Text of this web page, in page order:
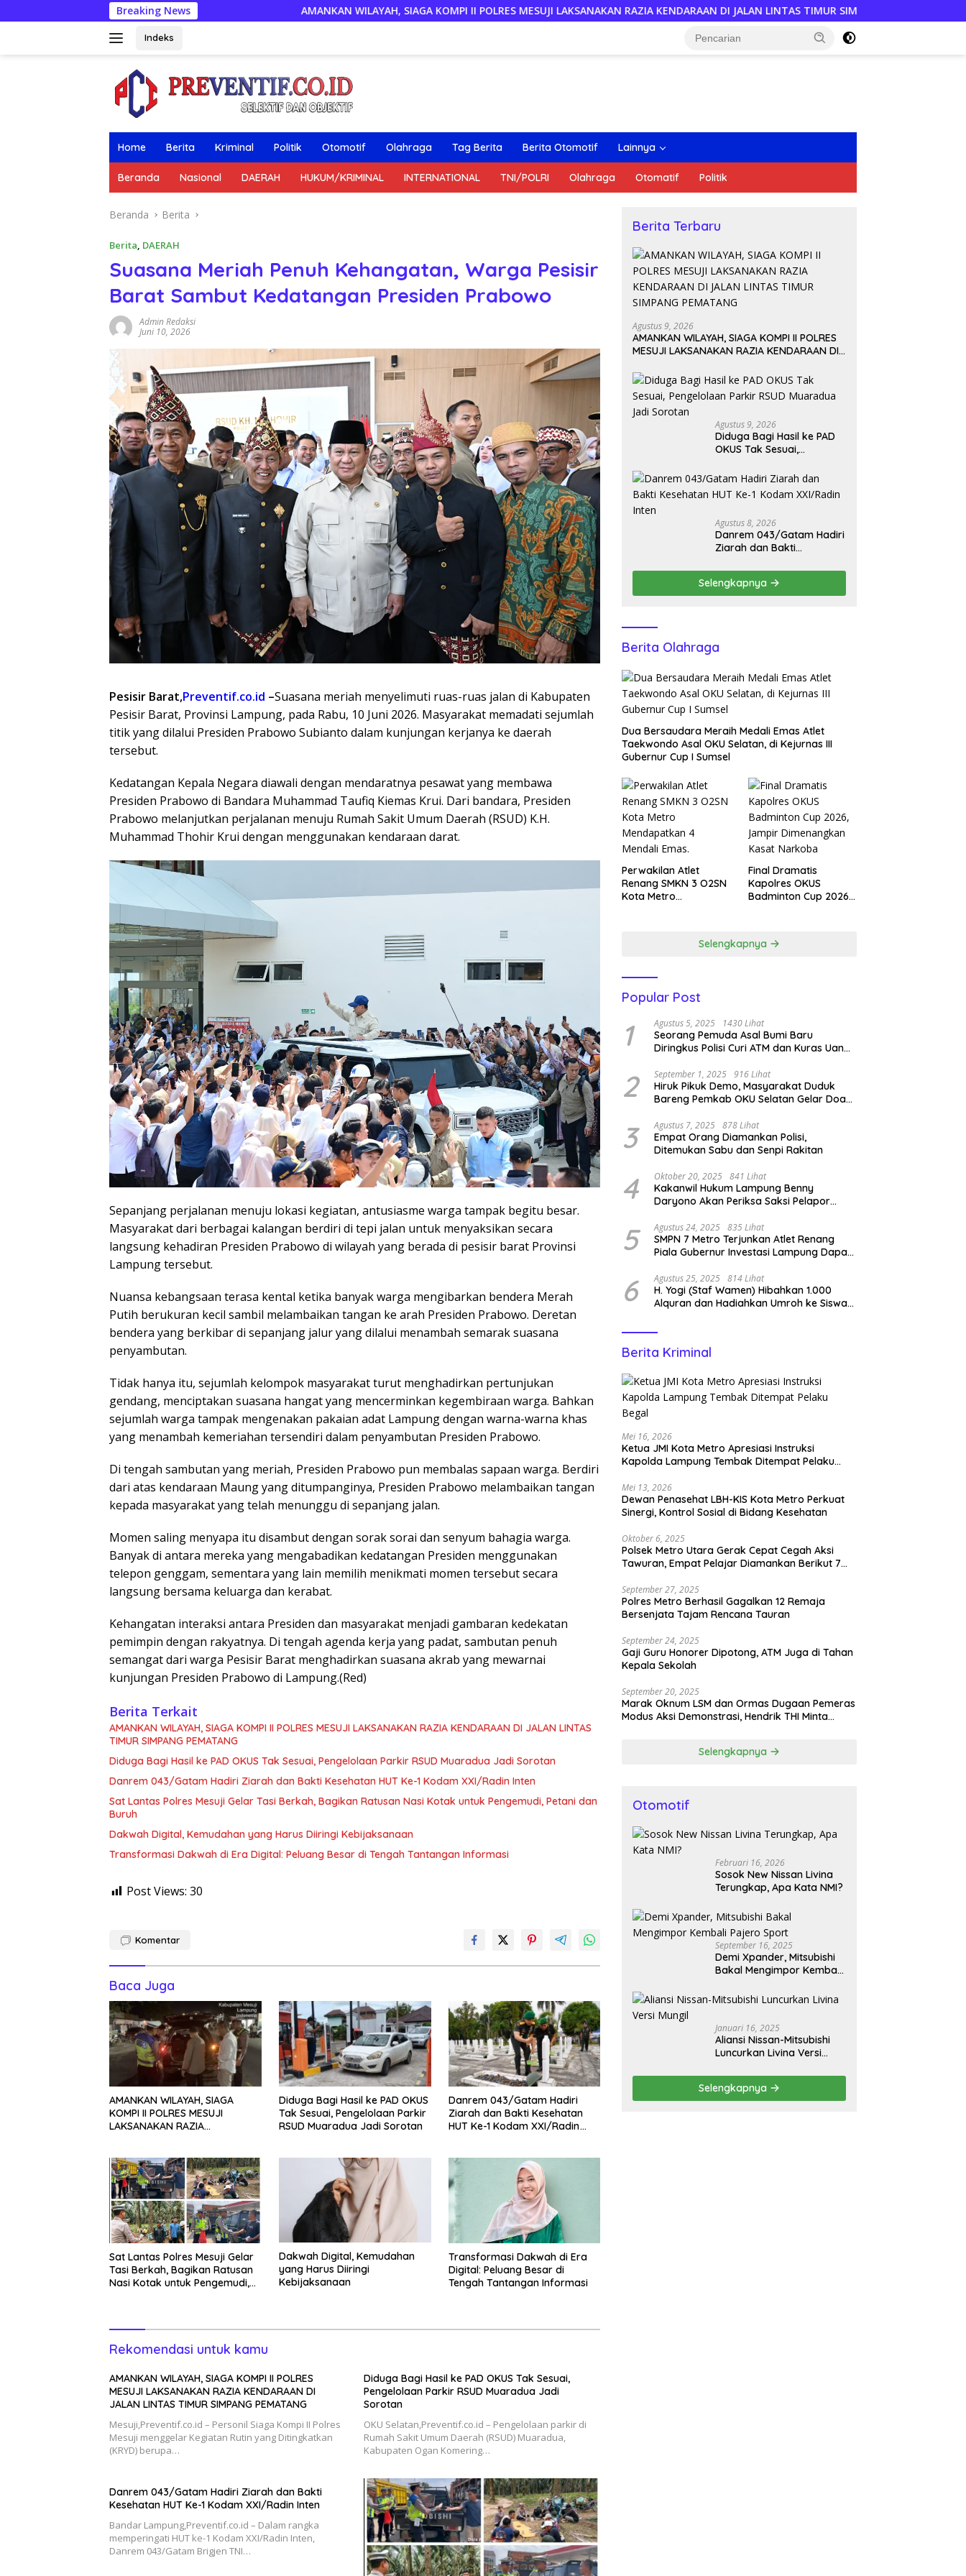
ke
Breaking NewsAMANKAN WILAYAH, SIAGA KOMPI II POLRES MESUJI LAKSANAKAN RAZIA KENDARAAN DI JALAN LINTAS TIMUR SIMPANG PEMATANG
Indeks
Home Berita Kriminal Politik Otomotif Olahraga Tag Berita Berita Otomotif Lainnya
Beranda Nasional DAERAH HUKUM/KRIMINAL INTERNATIONAL TNI/POLRI Olahraga Otomatif Politik
Beranda Berita
Berita, DAERAH
Suasana Meriah Penuh Kehangatan, Warga Pesisir
Barat Sambut Kedatangan Presiden Prabowo
Admin Redaksi
Juni 10, 2026
Pesisir Barat,Preventif.co.id –Suasana meriah menyelimuti ruas-ruas jalan di Kabupaten
Pesisir Barat, Provinsi Lampung, pada Rabu, 10 Juni 2026. Masyarakat memadati sejumlah
titik yang dilalui Presiden Prabowo Subianto dalam kunjungan kerjanya ke daerah
tersebut.
Kedatangan Kepala Negara diawali dengan mendaratnya pesawat yang membawa
Presiden Prabowo di Bandara Muhammad Taufiq Kiemas Krui. Dari bandara, Presiden
Prabowo melanjutkan perjalanan menuju Rumah Sakit Umum Daerah (RSUD) K.H.
Muhammad Thohir Krui dengan menggunakan kendaraan darat.
Sepanjang perjalanan menuju lokasi kegiatan, antusiasme warga tampak begitu besar.
Masyarakat dari berbagai kalangan berdiri di tepi jalan untuk menyaksikan secara
langsung kehadiran Presiden Prabowo di wilayah yang berada di pesisir barat Provinsi
Lampung tersebut.
Nuansa kebangsaan terasa kental ketika banyak warga mengibarkan bendera Merah
Putih berukuran kecil sambil melambaikan tangan ke arah Presiden Prabowo. Deretan
bendera yang berkibar di sepanjang jalur yang dilalui menambah semarak suasana
penyambutan.
Tidak hanya itu, sejumlah kelompok masyarakat turut menghadirkan pertunjukan
gendang, menciptakan suasana hangat yang mencerminkan kegembiraan warga. Bahkan
sejumlah warga tampak mengenakan pakaian adat Lampung dengan warna-warna khas
yang menambah kemeriahan tersendiri dalam penyambutan Presiden Prabowo.
Di tengah sambutan yang meriah, Presiden Prabowo pun membalas sapaan warga. Berdiri
dari atas kendaraan Maung yang ditumpanginya, Presiden Prabowo melambaikan tangan
kepada masyarakat yang telah menunggu di sepanjang jalan.
Momen saling menyapa itu disambut dengan sorak sorai dan senyum bahagia warga.
Banyak di antara mereka yang mengabadikan kedatangan Presiden menggunakan
telepon genggam, sementara yang lain memilih menikmati momen tersebut secara
langsung bersama keluarga dan kerabat.
Kehangatan interaksi antara Presiden dan masyarakat menjadi gambaran kedekatan
pemimpin dengan rakyatnya. Di tengah agenda kerja yang padat, sambutan penuh
semangat dari warga Pesisir Barat menghadirkan suasana akrab yang mewarnai
kunjungan Presiden Prabowo di Lampung.(Red)
Berita Terkait
AMANKAN WILAYAH, SIAGA KOMPI II POLRES MESUJI LAKSANAKAN RAZIA KENDARAAN DI JALAN LINTAS
TIMUR SIMPANG PEMATANG
Diduga Bagi Hasil ke PAD OKUS Tak Sesuai, Pengelolaan Parkir RSUD Muaradua Jadi Sorotan
Danrem 043/Gatam Hadiri Ziarah dan Bakti Kesehatan HUT Ke-1 Kodam XXI/Radin Inten
Sat Lantas Polres Mesuji Gelar Tasi Berkah, Bagikan Ratusan Nasi Kotak untuk Pengemudi, Petani dan
Buruh
Dakwah Digital, Kemudahan yang Harus Diiringi Kebijaksanaan
Transformasi Dakwah di Era Digital: Peluang Besar di Tengah Tantangan Informasi
Post Views: 30
Komentar
Baca Juga
AMANKAN WILAYAH, SIAGA
KOMPI II POLRES MESUJI
LAKSANAKAN RAZIA
Diduga Bagi Hasil ke PAD OKUS
Tak Sesuai, Pengelolaan Parkir
RSUD Muaradua Jadi Sorotan
Danrem 043/Gatam Hadiri
Ziarah dan Bakti Kesehatan
HUT Ke-1 Kodam XXI/Radin
Sat Lantas Polres Mesuji Gelar
Tasi Berkah, Bagikan Ratusan
Nasi Kotak untuk Pengemudi,
Dakwah Digital, Kemudahan
yang Harus Diiringi
Kebijaksanaan
Transformasi Dakwah di Era
Digital: Peluang Besar di
Tengah Tantangan Informasi
Rekomendasi untuk kamu
AMANKAN WILAYAH, SIAGA KOMPI II POLRES
MESUJI LAKSANAKAN RAZIA KENDARAAN DI
JALAN LINTAS TIMUR SIMPANG PEMATANG
Mesuji,Preventif.co.id – Personil Siaga Kompi II Polres
Mesuji menggelar Kegiatan Rutin yang Ditingkatkan
(KRYD) berupa…
Diduga Bagi Hasil ke PAD OKUS Tak Sesuai,
Pengelolaan Parkir RSUD Muaradua Jadi
Sorotan
OKU Selatan,Preventif.co.id – Pengelolaan parkir di
Rumah Sakit Umum Daerah (RSUD) Muaradua,
Kabupaten Ogan Komering…
Danrem 043/Gatam Hadiri Ziarah dan Bakti
Kesehatan HUT Ke-1 Kodam XXI/Radin Inten
Bandar Lampung,Preventif.co.id – Dalam rangka
memperingati HUT ke-1 Kodam XXI/Radin Inten,
Danrem 043/Gatam Brigjen TNI…
Berita Terbaru
Agustus 9, 2026
AMANKAN WILAYAH, SIAGA KOMPI II POLRES
MESUJI LAKSANAKAN RAZIA KENDARAAN DI
Agustus 9, 2026
Diduga Bagi Hasil ke PAD
OKUS Tak Sesuai,
Muaradua Jadi Sorotan
Agustus 8, 2026
Danrem 043/Gatam Hadiri
Ziarah dan Bakti
Kodam XXI/Radin Inten
Selengkapnya
Berita Olahraga
Dua Bersaudara Meraih Medali Emas Atlet
Taekwondo Asal OKU Selatan, di Kejurnas III
Gubernur Cup I Sumsel
Perwakilan Atlet
Renang SMKN 3 O2SN
Kota Metro
Final Dramatis
Kapolres OKUS
Badminton Cup 2026,
Selengkapnya
Popular Post
1 Agustus 5, 2025 1430 Lihat
Seorang Pemuda Asal Bumi Baru
Diringkus Polisi Curi ATM dan Kuras Uang
2 September 1, 2025 916 Lihat
Hiruk Pikuk Demo, Masyarakat Duduk
Bareng Pemkab OKU Selatan Gelar Doa
3 Agustus 7, 2025 878 Lihat
Empat Orang Diamankan Polisi,
Ditemukan Sabu dan Senpi Rakitan
4 Oktober 20, 2025 841 Lihat
Kakanwil Hukum Lampung Benny
Daryono Akan Periksa Saksi Pelapor
Cemburu Asal Aceh.
5 Agustus 24, 2025 835 Lihat
SMPN 7 Metro Terjunkan Atlet Renang
Piala Gubernur Investasi Lampung Dapat
6 Agustus 25, 2025 814 Lihat
H. Yogi (Staf Wamen) Hibahkan 1.000
Alquran dan Hadiahkan Umroh ke Siswa
Berita Kriminal
Mei 16, 2026
Ketua JMI Kota Metro Apresiasi Instruksi
Kapolda Lampung Tembak Ditempat Pelaku
Mei 13, 2026
Dewan Penasehat LBH-KIS Kota Metro Perkuat
Sinergi, Kontrol Sosial di Bidang Kesehatan
Oktober 6, 2025
Polsek Metro Utara Gerak Cepat Cegah Aksi
Tawuran, Empat Pelajar Diamankan Berikut 7
September 27, 2025
Polres Metro Berhasil Gagalkan 12 Remaja
Bersenjata Tajam Rencana Tauran
September 24, 2025
Gaji Guru Honorer Dipotong, ATM Juga di Tahan
Kepala Sekolah
September 20, 2025
Marak Oknum LSM dan Ormas Dugaan Pemeras
Modus Aksi Demonstrasi, Hendrik THI Minta
Selengkapnya
Otomotif
Februari 16, 2026
Sosok New Nissan Livina
Terungkap, Apa Kata NMI?
September 16, 2025
Demi Xpander, Mitsubishi
Bakal Mengimpor Kembali
Januari 16, 2025
Aliansi Nissan-Mitsubishi
Luncurkan Livina Versi
Selengkapnya